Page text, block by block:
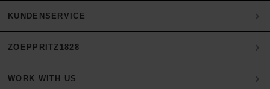
KUNDENSERVICE
Mein Konto
Zahlung
Versand & Retoure
ZOEPPRITZ1828
Heritage Quality Passion
WORK WITH US